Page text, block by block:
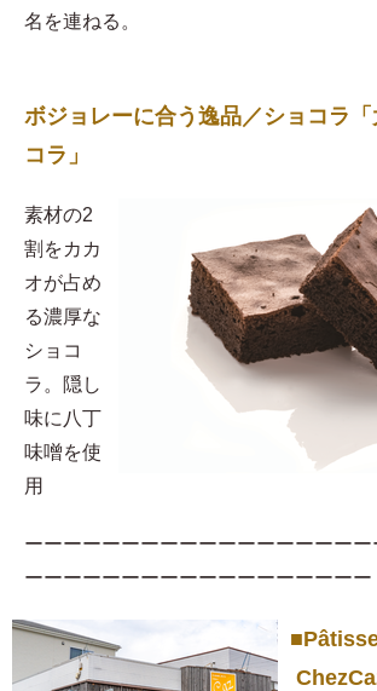
名を連ねる。
ボジョレーに合う逸品／ショコラ
コラ」
素材の2
割をカカ
オが占め
る濃厚な
ショコ
ラ。隠し
味に八丁
味噌を使
用​
ーーーーーーーーーーーーーーーーー
ーーーーーーーーーーーーーーーーーー